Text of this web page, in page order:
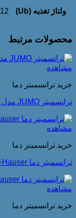
ولتاژ تغذیه (Ub) 12 الی 30 ولت DC
محصولات مرتبط
مشاهده
خرید ترانسمیتر دما
ترانسمیتر JUMO مدل 707011
مشاهده
خرید ترانسمیتر دما
ترانسمیتر دما Endress+Hauser مدل TMT80
مشاهده
خرید ترانسمیتر دما